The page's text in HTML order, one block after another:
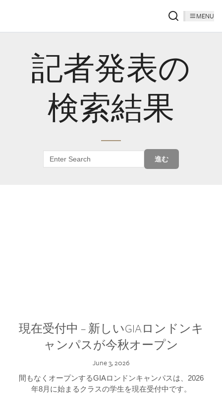
MENU
記者発表の
検索結果
進む
現在受付中 – 新しいGIAロンドンキ
ャンパスが今秋オープン
June 3, 2026
間もなくオープンするGIAロンドンキャンパスは、2026
年8月に始まるクラスの学生を現在受付中です。